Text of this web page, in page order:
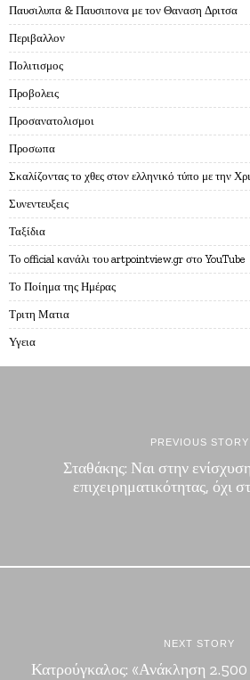
Παυσιλυπα & Παυσιπονα με τον Θαναση Δριτσα
Περιβαλλον
Πολιτισμος
Προβολεις
Προσανατολισμοι
Προσωπα
Σκαλίζοντας το χθες στον ελληνικό τύπο με την
Συνεντευξεις
Ταξίδια
Το official κανάλι του artpointview.gr στο YouTube
Το Ποίημα της Ημέρας
Τριτη Ματια
Υγεια
PREVIOUS STORY
Σταθάκης: Ναι στην
επιχειρηματικότητας, όχι
NEXT STORY
Κατρούγκαλος: «Ανάκληση